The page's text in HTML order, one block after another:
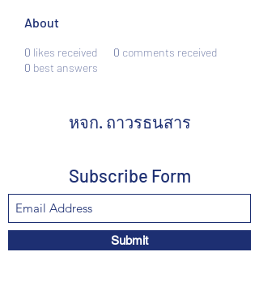
About
0 likes received 0 comments received
0 best answers
หจก. ถาวรธนสาร
Subscribe Form
Submit